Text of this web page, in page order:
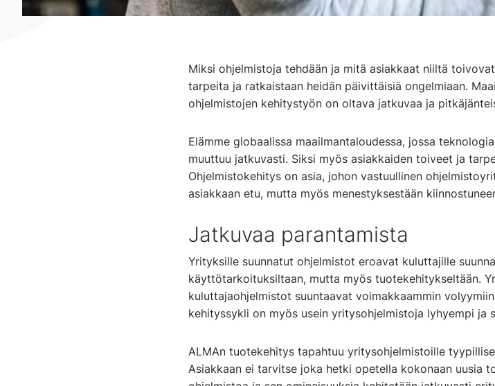
Miksi ohjelmistoja tehdään ja mitä asiakkaat niiltä
tarpeita ja ratkaistaan heidän päivittäisiä ongelmiaan.
ohjelmistojen kehitystyön on oltava jatkuvaa ja
Elämme globaalissa maailmantaloudessa, jossa
muuttuu jatkuvasti. Siksi myös asiakkaiden toiveet ja
Ohjelmistokehitys on asia, johon vastuullinen
asiakkaan etu, mutta myös menestyksestään
Jatkuvaa parantamista
Yrityksille suunnatut ohjelmistot eroavat kuluttajille
käyttötarkoituksiltaan, mutta myös tuotekehitykseltään.
kuluttajaohjelmistot suuntaavat voimakkaammin
kehityssykli on myös usein yritysohjelmistoja lyhyempi ja
ALMAn tuotekehitys tapahtuu yritysohjelmistoille
Asiakkaan ei tarvitse joka hetki opetella kokonaan uusia